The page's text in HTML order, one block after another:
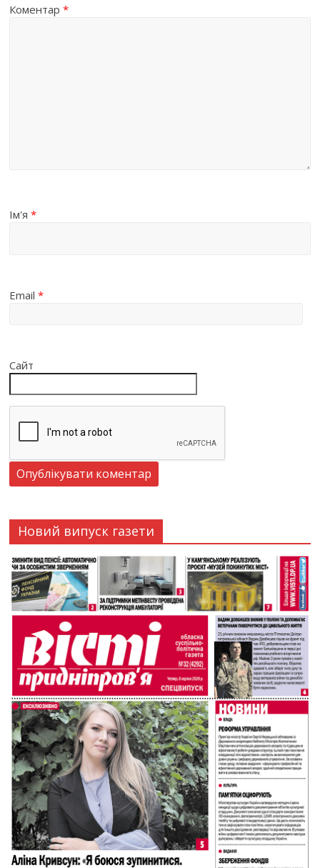
Коментар*
Ім'я*
Email*
Сайт
Новий випуск газети